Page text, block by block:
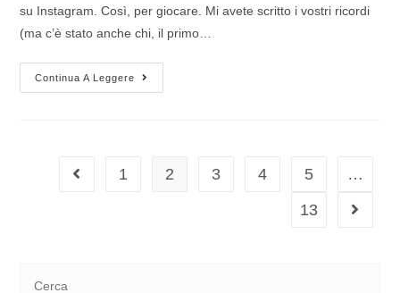
su Instagram. Così, per giocare. Mi avete scritto i vostri ricordi
(ma c’è stato anche chi, il primo…
Continua A Leggere
1 2 3 4 5
…
13